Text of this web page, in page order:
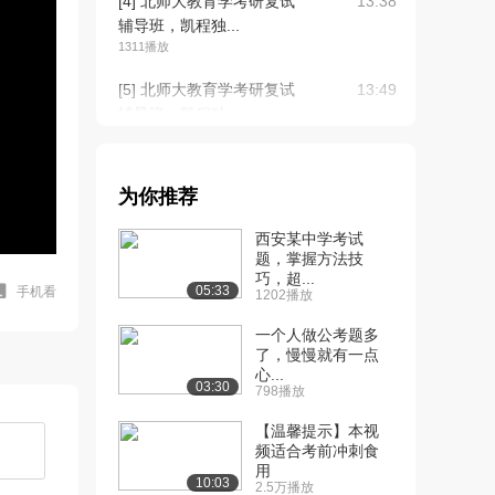
手机看
辅导班，凯程独...
1311播放
[5] 北师大教育学考研复试
13:49
辅导班，凯程独...
[7] 教育硕士复试导学班视
频，凯程徐影主...
10:10
[8] 教育硕士复试导学班视
频，凯程徐影主...
10:17
[9] 教育硕士复试导学班视
855播放
10:04
为你推荐
05:33
西安某中学考试
题，掌握方法技
巧，超...
1202播放
03:30
一个人做公考题多
了，慢慢就有一点
心...
798播放
10:03
【温馨提示】本视
频适合考前冲刺食
用
2.5万播放